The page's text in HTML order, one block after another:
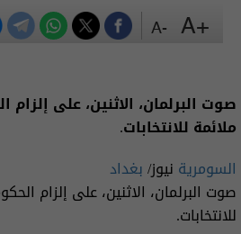
صوت البرلمان، الاثنين، على إلزام
ملائمة للانتخابات.
السومرية نيوز/بغداد
صوت البرلمان، الاثنين، على إلزام
للانتخابات.
+A
-A